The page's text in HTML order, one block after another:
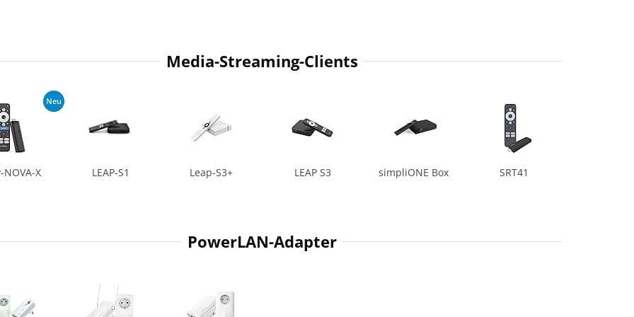
Media-Streaming-Clients
Neu
NOVA-X LEAP-S1 Leap-S3+ LEAP S3 simpliONE Box SRT41
PowerLAN-Adapter